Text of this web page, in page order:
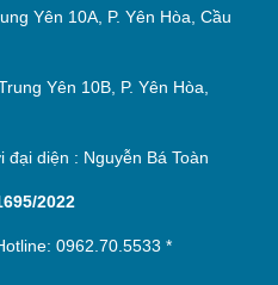
Yên 10A, P. Yên Hòa, Cầu
Yên 10B, P. Yên Hòa,
đại diện : Nguyễn Bá Toàn
2022
0962.70.5533 *